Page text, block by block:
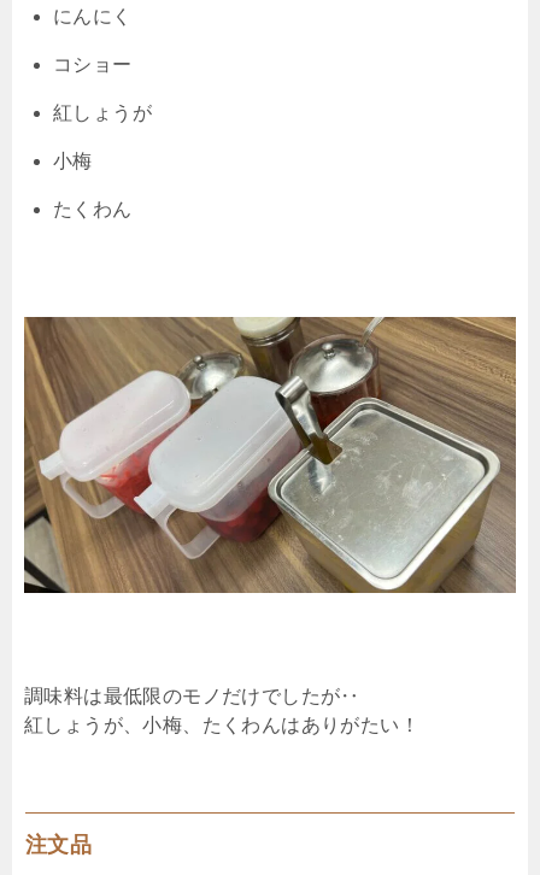
にんにく
コショー
紅しょうが
小梅
たくわん
調味料は最低限のモノだけでしたが‥
紅しょうが、小梅、たくわんはありがたい！
注文品